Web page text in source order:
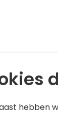
hebben